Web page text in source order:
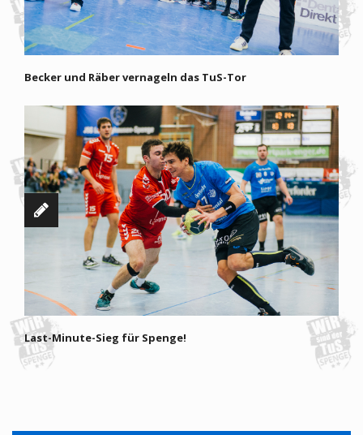
Becker und Räber vernageln das TuS-Tor
Last-Minute-Sieg für Spenge!